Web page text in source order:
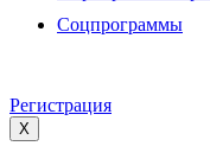
Соцпрограммы
Регистрация
X